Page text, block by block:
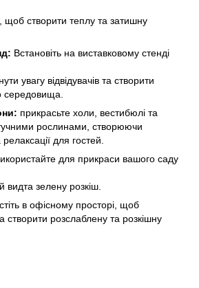
створити теплу та затишну
Встановіть на виставковому стенді
увагу відвідувачів та створити
середовища.
прикрасьте холи, вестибюлі та
рослинами, створюючи
для гостей.
для прикраси вашого саду
видта зелену розкіш.
в офісному просторі, щоб
створити розслаблену та розкішну